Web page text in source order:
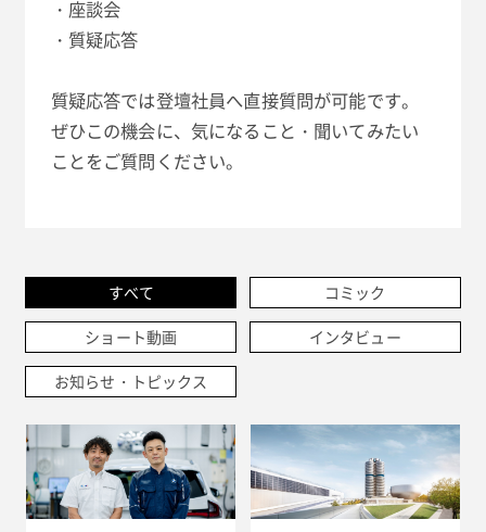
・座談会
・質疑応答
質疑応答では登壇社員へ直接質問が可能です。
ぜひこの機会に、気になること・聞いてみたい
ことをご質問ください。
すべて コミック
ショート動画 インタビュー
お知らせ・トピックス